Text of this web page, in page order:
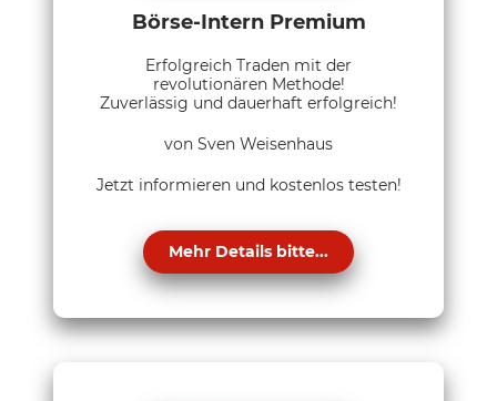
Börse-Intern Premium
Erfolgreich Traden mit der
revolutionären Methode!
Zuverlässig und dauerhaft erfolgreich!
von Sven Weisenhaus
Jetzt informieren und kostenlos testen!
Mehr Details bitte...